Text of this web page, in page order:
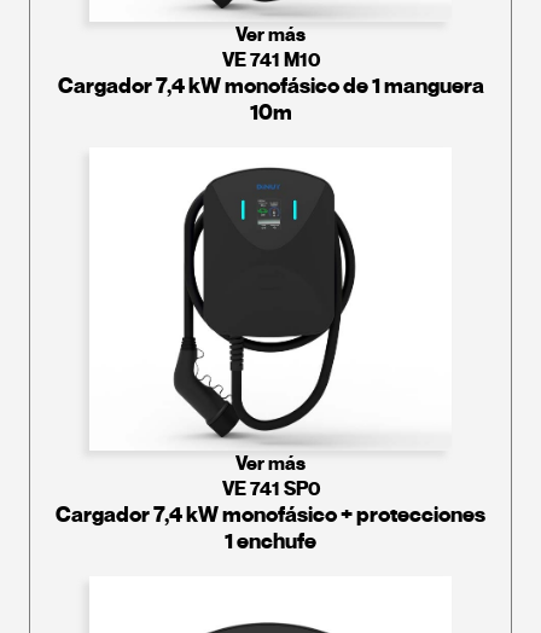
Ver más
VE 741 M10
Cargador 7,4 kW monofásico de 1 manguera
10m
Ver más
VE 741 SP0
Cargador 7,4 kW monofásico + protecciones
1 enchufe